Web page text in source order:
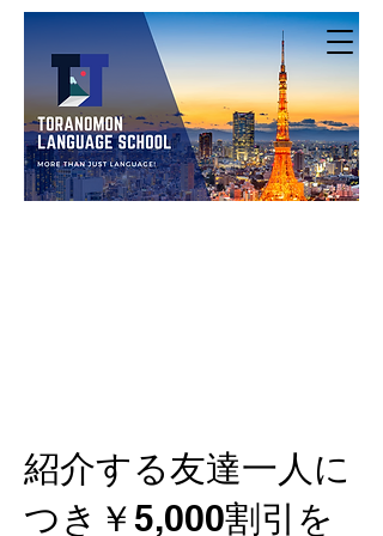
紹介する友達一人に
つき￥5,000割引を